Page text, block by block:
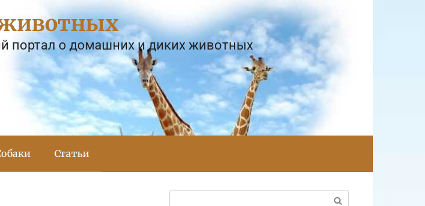
портал о домашних и диких животных
Статьи